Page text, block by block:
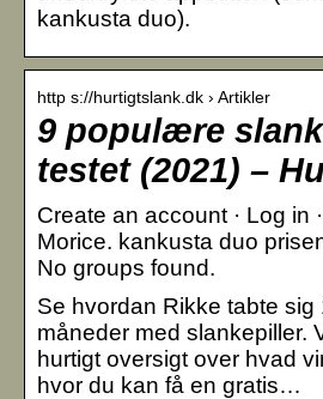
kankusta duo).
http s://hurtigtslank.dk › Artikler
9 populære
testet (2021) –
Create an account · Log in
Morice. kankusta duo
No groups found.
Se hvordan Rikke tabte sig
måneder med slankepiller.
hurtigt oversigt over hvad
hvor du kan få en gratis…